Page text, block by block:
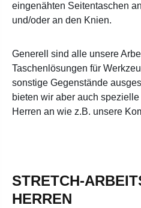
eingenähten Seitentaschen
und/oder an den Knien.
Generell sind alle unsere
Taschenlösungen für
sonstige Gegenstände
bieten wir aber auch
Herren an wie z.B. unsere
STRETCH-
HERREN